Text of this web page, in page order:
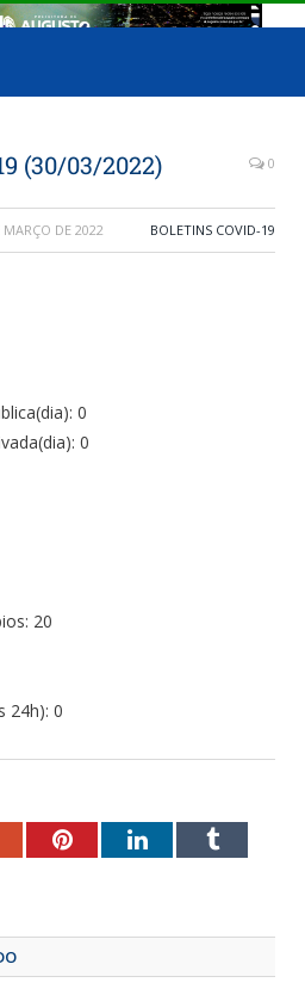
(30/03/2022) 0
MARÇO DE 2022 BOLETINS COVID-19
0
0
20
24h): 0
Pinterest
LinkedIn